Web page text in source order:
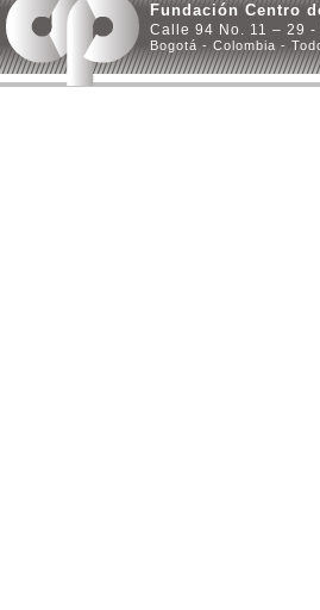
Fundación Centro
Calle 94 No. 11 – 29
Bogotá - Colombia -